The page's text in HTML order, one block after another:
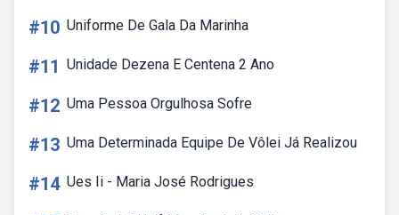
#10 Uniforme De Gala Da Marinha
#11 Unidade Dezena E Centena 2 Ano
#12 Uma Pessoa Orgulhosa Sofre
#13 Uma Determinada Equipe De Vôlei Já Realizou
#14 Ues Ii - Maria José Rodrigues